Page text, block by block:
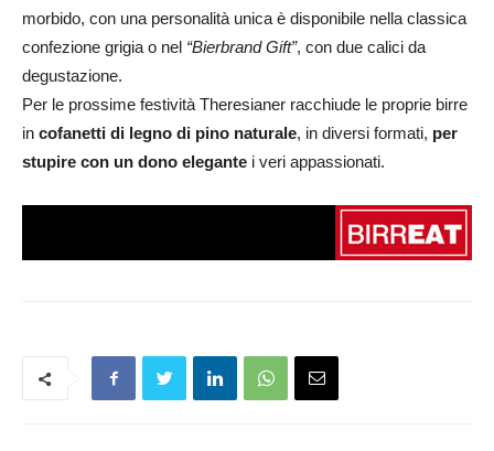
morbido, con una personalità unica è disponibile nella classica
confezione grigia o nel “Bierbrand Gift”, con due calici da
degustazione.
Per le prossime festività Theresianer racchiude le proprie birre
in cofanetti di legno di pino naturale, in diversi formati, per
stupire con un dono elegante i veri appassionati.